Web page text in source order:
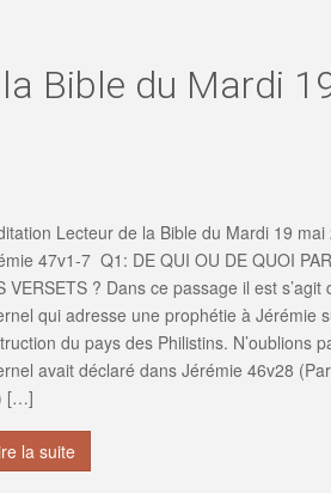
Bible du Mardi
Lecteur de la Bible du Mardi 19 mai
47v1-7 Q1: DE QUI OU DE QUOI
VERSETS ? Dans ce passage il est s’agit
qui adresse une prophétie à Jérémie
du pays des Philistins. N’oublions
avait déclaré dans Jérémie 46v28
[…]
la suite